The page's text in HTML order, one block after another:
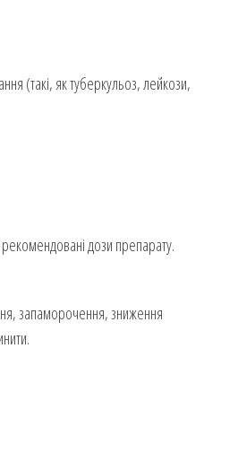
(такі, як туберкульоз, лейкози,
дози препарату.
запаморочення, зниження